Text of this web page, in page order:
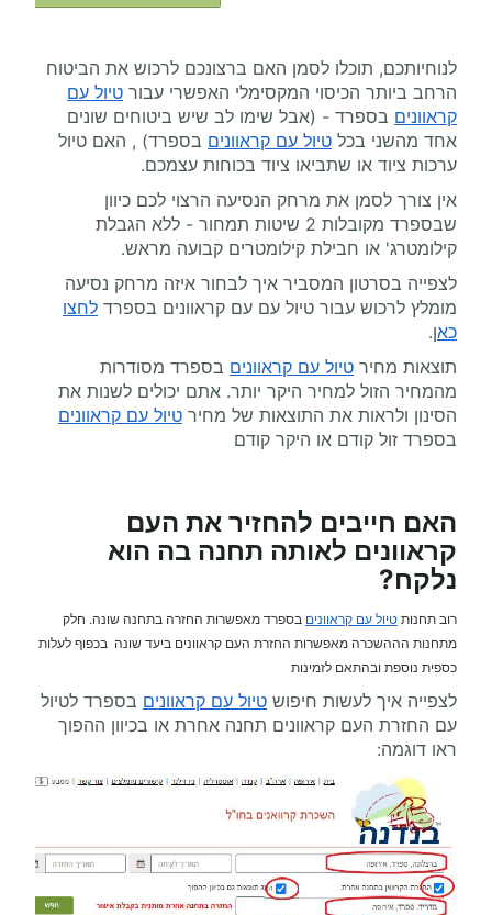
לנוחיותכם, תוכלו לסמן האם ברצונכם לרכוש את הביטוח
הרחב ביותר הכיסוי המקסימלי האפשרי עבור טיול עם
קראוונים בספרד - (אבל שימו לב שיש ביטוחים שונים
אחד מהשני בכל טיול עם קראוונים בספרד) , האם טיול
ערכות ציוד או שתביאו ציוד בכוחות עצמכם.
אין צורך לסמן את מרחק הנסיעה הרצוי לכם כיוון
שבספרד מקובלות 2 שיטות תמחור - ללא הגבלת
קילומטרג' או חבילת קילומטרים קבועה מראש.
לצפייה בסרטון המסביר איך לבחור איזה מרחק נסיעה
מומלץ לרכוש עבור טיול עם עם קראוונים בספרד לחצו
כאן.
תוצאות מחיר טיול עם קראוונים בספרד מסודרות
מהמחיר הזול למחיר היקר יותר. אתם יכולים לשנות את
הסינון ולראות את התוצאות של מחיר טיול עם קראוונים
בספרד זול קודם או היקר קודם
האם חייבים להחזיר את העם
קראוונים לאותה תחנה בה הוא
נלקח?
רוב תחנותטיול עם קראוונים בספרד מאפשרות החזרה בתחנה שונה. חלק
מתחנות הההשכרה מאפשרות החזרת העם קראוונים ביעד שונה בכפוף לעלות
כספית נוספת ובהתאם לזמינות
לצפייה איך לעשות חיפוש טיול עם קראוונים בספרד לטיול
עם החזרת העם קראוונים תחנה אחרת או בכיוון ההפוך
ראו דוגמה: